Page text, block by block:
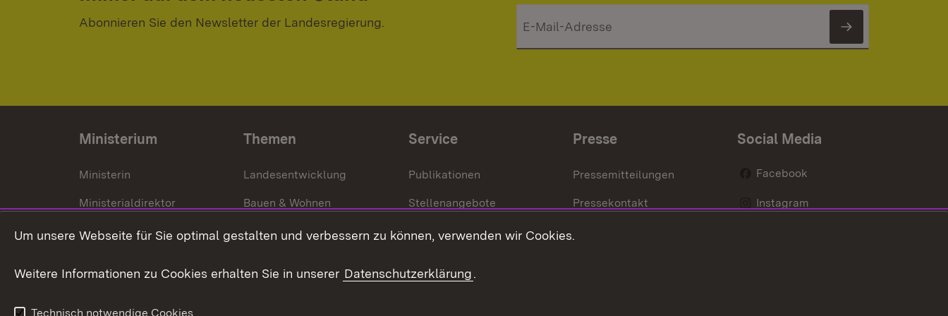
Abonnieren Sie den Newsletter der Landesregierung.
Newsletter
Ministerium
Ministerin
Ministerialdirektor
Organisation und Aufgaben
Themen
Landesentwicklung
Bauen & Wohnen
Städtebau
Service
Publikationen
Stellenangebote
Kontakt
Presse
Pressemitteilungen
Pressekontakt
Social Media
Facebook
Instagram
Um unsere Webseite für Sie optimal gestalten und verbessern zu können, verwenden wir Cookies.
Weitere Informationen zu Cookies erhalten Sie in unserer Datenschutzerklärung.
Technisch notwendige Cookies